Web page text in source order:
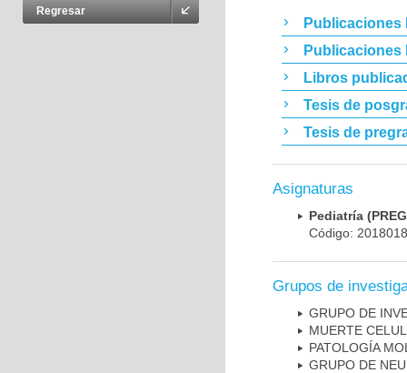
Regresar
Publicaciones
Publicaciones
Libros
Tesis de
Tesis de
Asignaturas
Pediatría
Código:
Grupos de
GRUPO DE
MUERTE
PATOLOGÍA
GRUPO DE